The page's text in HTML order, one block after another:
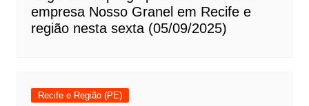
empresa Nosso Granel em Recife e
região nesta sexta (05/09/2025)
Recife e Região (PE)